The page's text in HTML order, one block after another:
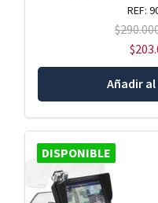
REF:
$
$
Añadir
DISPONIBLE